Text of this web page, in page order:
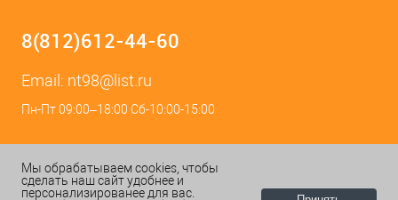
8(812)612-44-60
Email: nt98@list.ru
Пн-Пт 09:00–18:00 Сб-10:00-15:00
Мы обрабатываем cookies, чтобы
сделать наш сайт удобнее и
персонализированее для вас.